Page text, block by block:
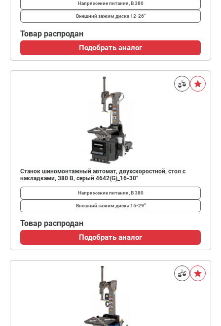
Напряжение питания, В380
Внешний зажим диска12-26"
Товар распродан
Подобрать аналог
Станок шиномонтажный автомат, двухскоростной, стол с
накладками, 380 В, серый 4642(G)_16-30"
Напряжение питания, В380
Внешний зажим диска15-29"
Товар распродан
Подобрать аналог